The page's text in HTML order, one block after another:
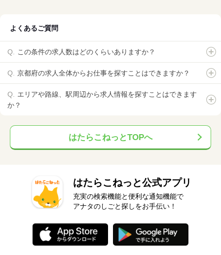
よくあるご質問
この条件の求人数はどのくらいありますか？
京都府の求人全体からお仕事を探すことはできますか？
エリアや路線、駅周辺から求人情報を探すことはできます
か？
はたらこねっとTOPへ
はたらこねっと公式アプリ
充実の検索機能と便利な通知機能で
アナタのしごと探しをお手伝い！